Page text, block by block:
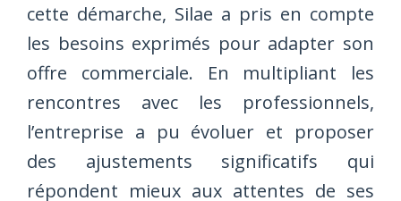
cette démarche, Silae a pris en compte
les besoins exprimés pour adapter son
offre commerciale. En multipliant les
rencontres avec les professionnels,
l’entreprise a pu évoluer et proposer
des ajustements significatifs qui
répondent mieux aux attentes de ses